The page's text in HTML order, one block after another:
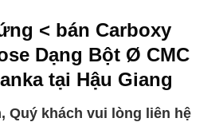
< bán Carboxy
Dạng Bột Ø CMC
tại Hậu Giang
Quý khách vui lòng liên hệ